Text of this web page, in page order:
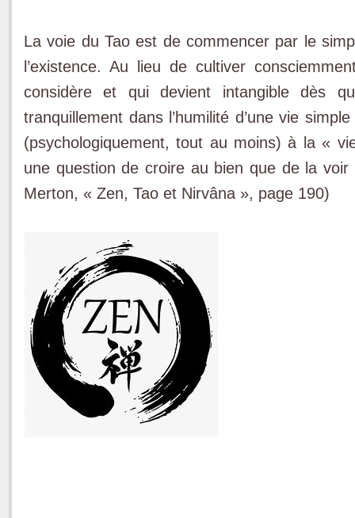
La voie du Tao est de commencer par le
l’existence. Au lieu de cultiver
considère et qui devient intangible dès
tranquillement dans l’humilité d’une vie
(psychologiquement, tout au moins) à la «
une question de croire au bien que de la
Merton, « Zen, Tao et Nirvâna », page 190)